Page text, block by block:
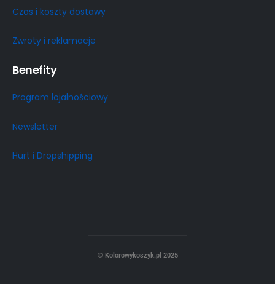
Czas i koszty dostawy
Zwroty i reklamacje
Benefity
Program lojalnościowy
Newsletter
Hurt i Dropshipping
© Kolorowykoszyk.pl 2025